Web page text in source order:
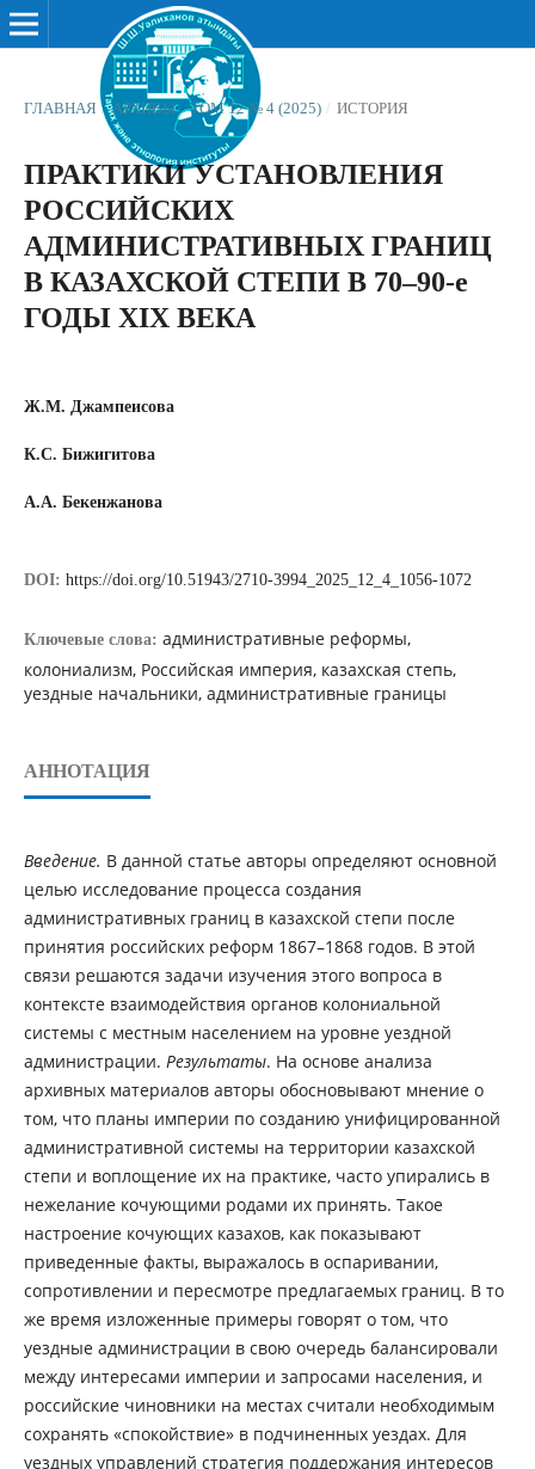
ГЛАВНАЯ / АРХИВЫ / ТОМ 12 № 4 (2025) / ИСТОРИЯ
ПРАКТИКИ УСТАНОВЛЕНИЯ
РОССИЙСКИХ
АДМИНИСТРАТИВНЫХ ГРАНИЦ
В КАЗАХСКОЙ СТЕПИ В 70–90-е
ГОДЫ XIX ВЕКА
Ж.М. Джампеисова
К.С. Бижигитова
А.А. Бекенжанова
DOI: https://doi.org/10.51943/2710-3994_2025_12_4_1056-1072
Ключевые слова: административные реформы,
колониализм, Российская империя, казахская степь,
уездные начальники, административные границы
АННОТАЦИЯ
Введение. В данной статье авторы определяют основной
целью исследование процесса создания
административных границ в казахской степи после
принятия российских реформ 1867–1868 годов. В этой
связи решаются задачи изучения этого вопроса в
контексте взаимодействия органов колониальной
системы с местным населением на уровне уездной
администрации. Результаты. На основе анализа
архивных материалов авторы обосновывают мнение о
том, что планы империи по созданию унифицированной
административной системы на территории казахской
степи и воплощение их на практике, часто упирались в
нежелание кочующими родами их принять. Такое
настроение кочующих казахов, как показывают
приведенные факты, выражалось в оспаривании,
сопротивлении и пересмотре предлагаемых границ. В то
же время изложенные примеры говорят о том, что
уездные администрации в свою очередь балансировали
между интересами империи и запросами населения, и
российские чиновники на местах считали необходимым
сохранять «спокойствие» в подчиненных уездах. Для
уездных управлений стратегия поддержания интересов